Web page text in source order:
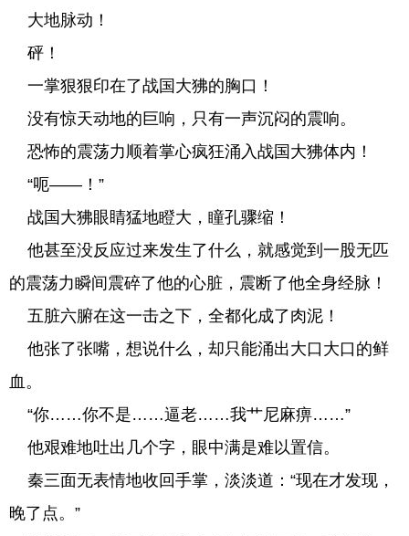
大地脉动！
砰！
一掌狠狠印在了战国大狒的胸口！
没有惊天动地的巨响，只有一声沉闷的震响。
恐怖的震荡力顺着掌心疯狂涌入战国大狒体内！
“呃——！”
战国大狒眼睛猛地瞪大，瞳孔骤缩！
他甚至没反应过来发生了什么，就感觉到一股无匹
的震荡力瞬间震碎了他的心脏，震断了他全身经脉！
五脏六腑在这一击之下，全都化成了肉泥！
他张了张嘴，想说什么，却只能涌出大口大口的鲜
血。
“你……你不是……逼老……我艹尼麻痹……”
他艰难地吐出几个字，眼中满是难以置信。
秦三面无表情地收回手掌，淡淡道：“现在才发现，
晚了点。”